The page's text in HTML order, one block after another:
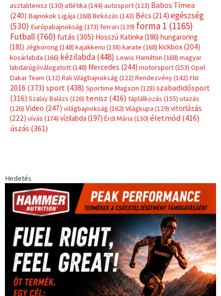
asztalitenisz (130) atlétika (144) autosport(123) Babos Tímea
(240) Bajnokok Ligája (168) Birkózás (143) Bécs (214) egészség
(530) Európabajnokság (173) ferrari (139) forma 1 (1165)
Futball (760) futás (305) Hosszú Katinka (186) hungaroring
(181) Jégkorong (148) kajakkenu (138) karate (168) kickbox(204)
kosárlabda (166) kézilabda(448) Lewis Hamilton (168) magyar
labdarúgóválogatott(148) Mercedes (244) motorsport(153) Opel
Dakar Team (132) Rali Világbajnokság (122) Rendezvény(142) rio
2016 (373) sport(438) Sportime Magazin (128) szabadidősport
(316) Szalay Balázs (126) tenisz (416) táplálkozás (155) utazás
(126) Video (247) világbajnokság (162) Világkupa (129) vitorlázás
(222) vívás (174) vízilabda (197) Érdi Mária (130) életmód(416)
úszás (361)
Hirdetés